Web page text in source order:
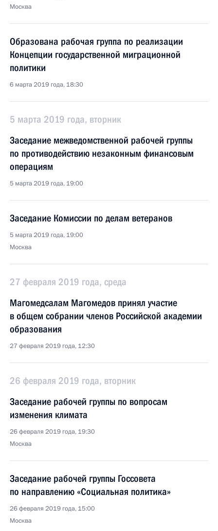
Москва
Образована рабочая группа по реализации
Концепции государственной миграционной
политики
6 марта 2019 года, 18:30
5 марта 2019 года, вторник
Заседание межведомственной рабочей группы
по противодействию незаконным финансовым
операциям
5 марта 2019 года, 19:00
Заседание Комиссии по делам ветеранов
5 марта 2019 года, 19:00
Москва
27 февраля 2019 года, среда
Магомедсалам Магомедов принял участие
в общем собрании членов Российской академии
образования
27 февраля 2019 года, 12:30
26 февраля 2019 года, вторник
Заседание рабочей группы по вопросам
изменения климата
26 февраля 2019 года, 19:30
Москва
Заседание рабочей группы Госсовета
по направлению «Социальная политика»
26 февраля 2019 года, 15:00
Москва